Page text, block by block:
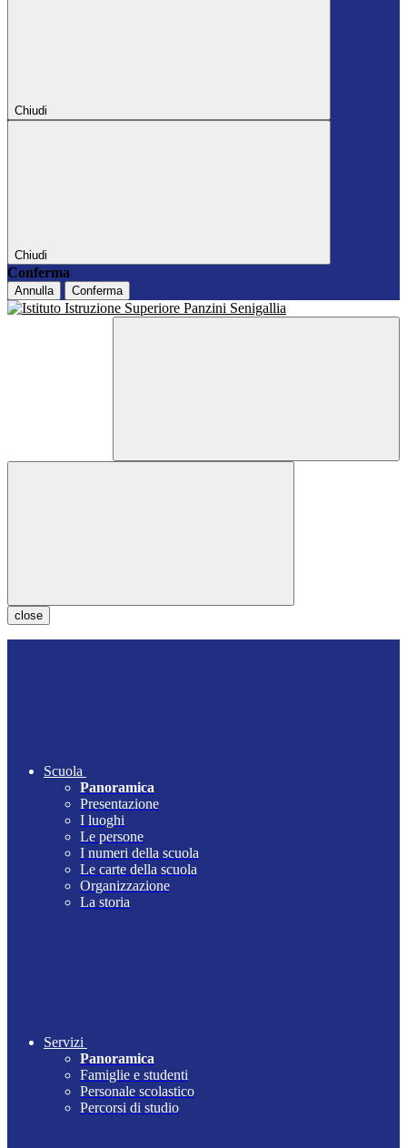
Chiudi
Chiudi
Conferma
Annulla Conferma
close
Scuola
Panoramica
Presentazione
I luoghi
Le persone
I numeri della scuola
Le carte della scuola
Organizzazione
La storia
Servizi
Panoramica
Famiglie e studenti
Personale scolastico
Percorsi di studio